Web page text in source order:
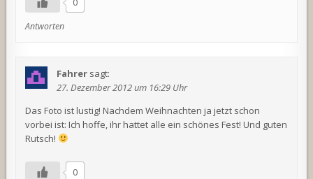
Antworten
Fahrer sagt:
27. Dezember 2012 um 16:29 Uhr
Das Foto ist lustig! Nachdem Weihnachten ja jetzt schon
vorbei ist: Ich hoffe, ihr hattet alle ein schönes Fest! Und guten
Rutsch!
0